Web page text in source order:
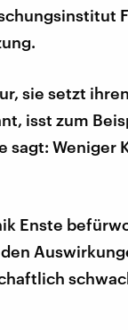
sie setzt
isst zum
sagt: Weniger
Enste